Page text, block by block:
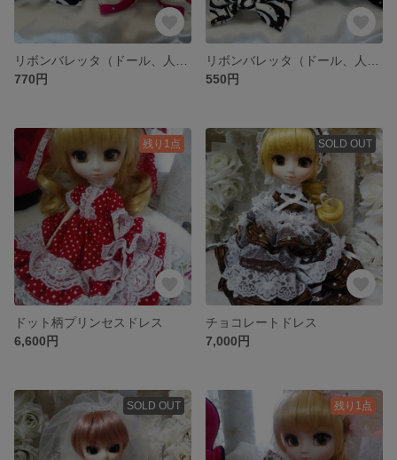
770円
550円
残り1点
ドット柄プリンセスドレス
6,600円
SOLD OUT
チョコレートドレス
7,000円
SOLD OUT 残り1点